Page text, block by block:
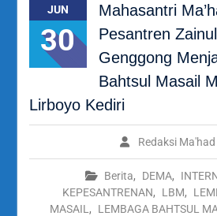
JUN
30
Mahasantri
Pesantren
Genggong
Bahtsul Masail
Lirboyo Kediri
Redaksi
Berita, DEMA,
KEPESANTRENAN, LBM,
MASAIL , LEMBAGA BAHTSUL